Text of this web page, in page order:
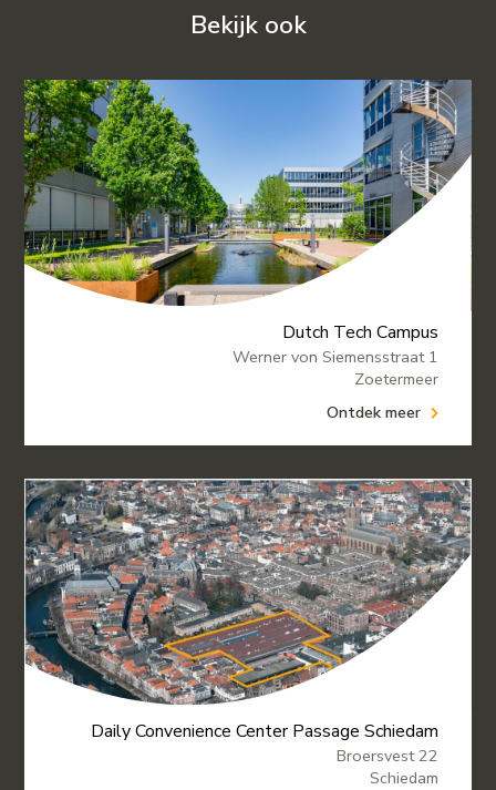
Bekijk ook
Dutch Tech Campus
Werner von Siemensstraat 1
Zoetermeer
Ontdek meer
Daily Convenience Center Passage Schiedam
Broersvest 22
Schiedam